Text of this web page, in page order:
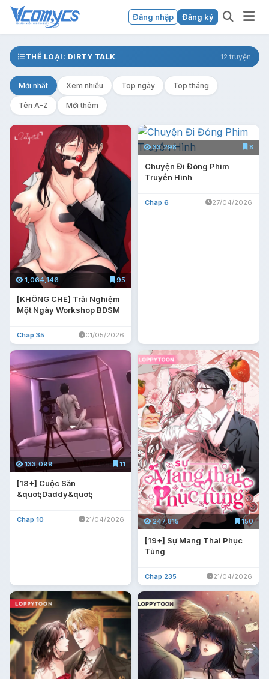
Đăng nhập Đăng ký
THỂ LOẠI: DIRTY TALK 12 truyện
Mới nhất Xem nhiều Top ngày Top tháng
Tên A-Z Mới thêm
1,064,146 95
[KHÔNG CHE] Trải Nghiệm
Một Ngày Workshop BDSM
Chap 35 01/05/2026
33,298 8
Chuyện Đi Đóng Phim
Truyền Hình
Chap 6 27/04/2026
133,099 11
[18+] Cuộc Săn
&quot;Daddy&quot;
Chap 10 21/04/2026 247,815 150
[19+] Sự Mang Thai Phục
Tùng
Chap 235 21/04/2026